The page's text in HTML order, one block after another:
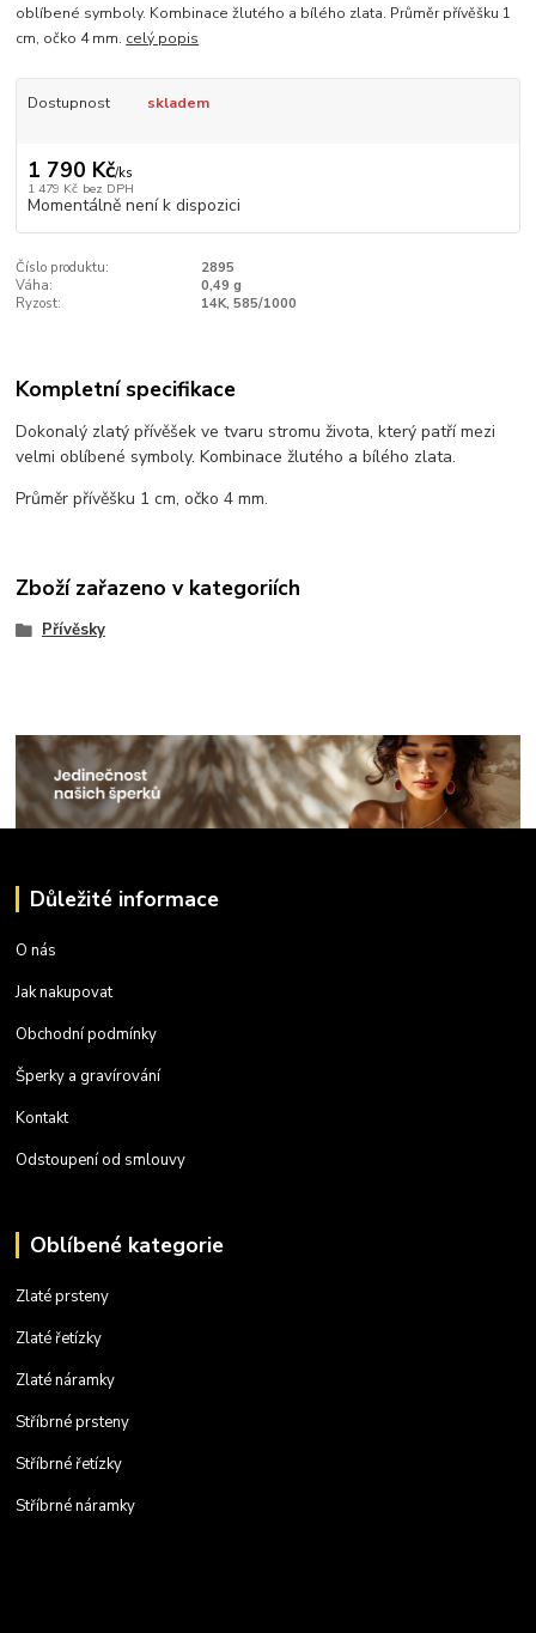
oblíbené symboly. Kombinace žlutého a bílého zlata. Průměr přívěšku 1
cm, očko 4 mm. celý popis
Dostupnost skladem
1 790 Kč/ks
1 479 Kč bez DPH
Momentálně není k dispozici
Číslo produktu:
2895
Váha:
0,49 g
Ryzost:
14K, 585/1000
Kompletní specifikace
Dokonalý zlatý přívěšek ve tvaru stromu života, který patří mezi
velmi oblíbené symboly. Kombinace žlutého a bílého zlata.
Průměr přívěšku 1 cm, očko 4 mm.
Zboží zařazeno v kategoriích
Přívěsky
Důležité informace
O nás
Jak nakupovat
Obchodní podmínky
Šperky a gravírování
Kontakt
Odstoupení od smlouvy
Oblíbené kategorie
Zlaté prsteny
Zlaté řetízky
Zlaté náramky
Stříbrné prsteny
Stříbrné řetízky
Stříbrné náramky